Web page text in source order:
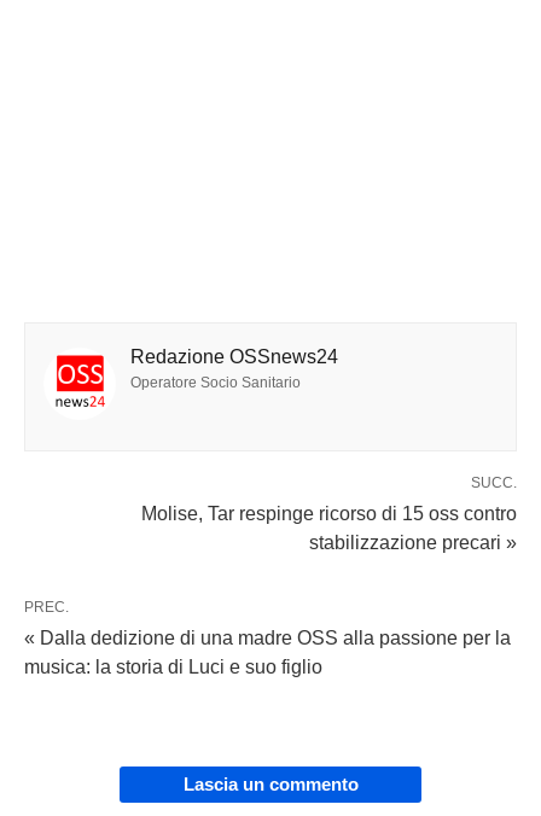
Redazione OSSnews24
Operatore Socio Sanitario
SUCC.
Molise, Tar respinge ricorso di 15 oss contro
stabilizzazione precari »
PREC.
« Dalla dedizione di una madre OSS alla passione per la
musica: la storia di Luci e suo figlio
Lascia un commento